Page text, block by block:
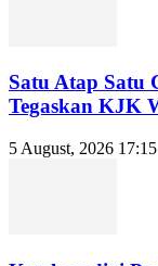
Satu Atap Satu
Tegaskan KJK
5 August, 2026 17:15